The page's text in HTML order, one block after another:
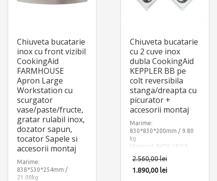
Chiuveta bucatarie
inox cu front vizibil
CookingAid
FARMHOUSE
Apron Large
Workstation cu
scurgator
vase/paste/fructe,
gratar rulabil inox,
dozator sapun,
tocator Sapele si
accesorii montaj
Marime:
838*530*254mm /
21.00kg
Chiuveta bucatarie
cu 2 cuve inox
dubla CookingAid
KEPPLER BB pe
colt reversibila
stanga/dreapta cu
picurator +
accesorii montaj
Marime:
830*830*200mm / 9.80
kg
Material: INOX 18/10
Componente:
CookingAidKeppler BB de
2.560,00lei
1.890,00lei